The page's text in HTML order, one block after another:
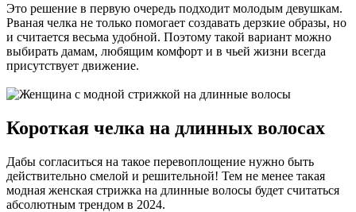
Это решение в первую очередь подходит молодым девушкам.
Рваная челка не только помогает создавать дерзкие образы, но
и считается весьма удобной. Поэтому такой вариант можно
выбирать дамам, любящим комфорт и в чьей жизни всегда
присутствует движение.
Короткая челка на длинных волосах
Дабы согласиться на такое перевоплощение нужно быть
действительно смелой и решительной! Тем не менее такая
модная женская стрижка на длинные волосы будет считаться
абсолютным трендом в 2024.